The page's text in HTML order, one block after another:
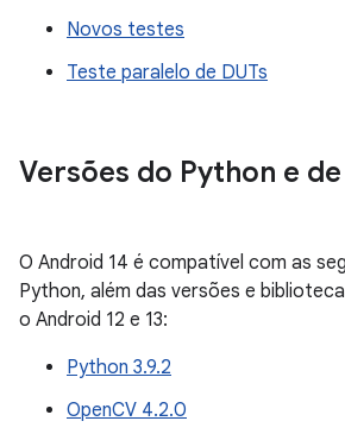
Novos testes
Teste paralelo de DUTs
Versões do Python e
O Android 14 é compatível com as
Python, além das versões e
o Android 12 e 13:
Python 3.9.2
OpenCV 4.2.0